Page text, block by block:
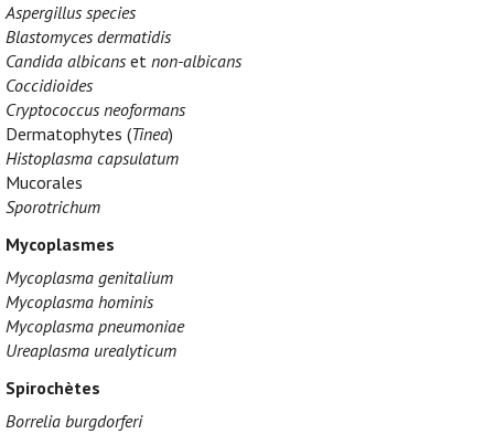
Aspergillus species
Blastomyces dermatidis
Candida albicans et non-albicans
Coccidioides
Cryptococcus neoformans
Dermatophytes (Tinea)
Histoplasma capsulatum
Mucorales
Sporotrichum
Mycoplasmes
Mycoplasma genitalium
Mycoplasma hominis
Mycoplasma pneumoniae
Ureaplasma urealyticum
Spirochètes
Borrelia burgdorferi